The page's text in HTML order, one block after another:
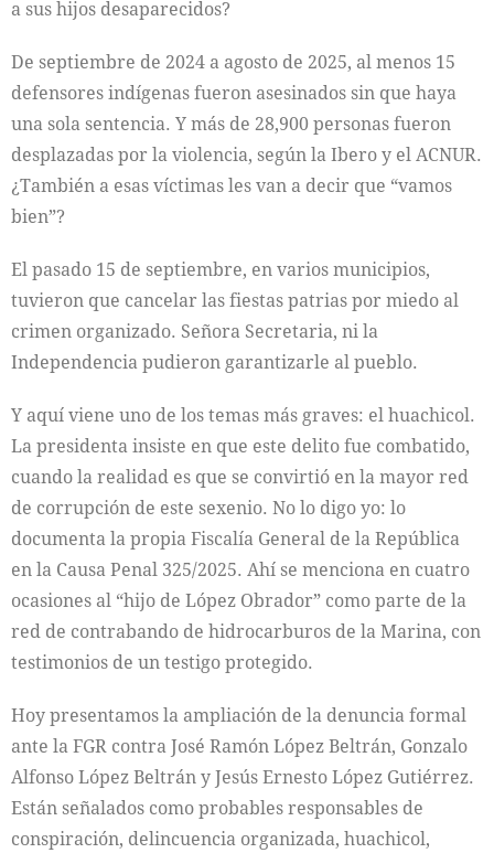
a sus hijos desaparecidos?
De septiembre de 2024 a agosto de 2025, al menos 15
defensores indígenas fueron asesinados sin que haya
una sola sentencia. Y más de 28,900 personas fueron
desplazadas por la violencia, según la Ibero y el ACNUR.
¿También a esas víctimas les van a decir que “vamos
bien”?
El pasado 15 de septiembre, en varios municipios,
tuvieron que cancelar las fiestas patrias por miedo al
crimen organizado. Señora Secretaria, ni la
Independencia pudieron garantizarle al pueblo.
Y aquí viene uno de los temas más graves: el huachicol.
La presidenta insiste en que este delito fue combatido,
cuando la realidad es que se convirtió en la mayor red
de corrupción de este sexenio. No lo digo yo: lo
documenta la propia Fiscalía General de la República
en la Causa Penal 325/2025. Ahí se menciona en cuatro
ocasiones al “hijo de López Obrador” como parte de la
red de contrabando de hidrocarburos de la Marina, con
testimonios de un testigo protegido.
Hoy presentamos la ampliación de la denuncia formal
ante la FGR contra José Ramón López Beltrán, Gonzalo
Alfonso López Beltrán y Jesús Ernesto López Gutiérrez.
Están señalados como probables responsables de
conspiración, delincuencia organizada, huachicol,